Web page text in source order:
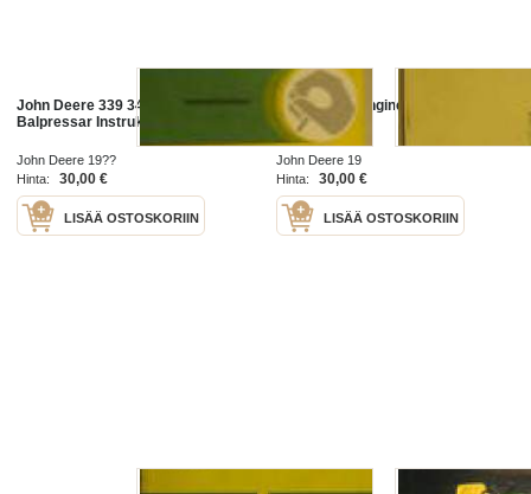
John Deere 339 349 359 459
Balpressar Instruktionsbok
John Deere 19??
Hinta:
30,00 €
LISÄÄ OSTOSKORIIN
John Deere Engines PC-3118 Parts
catalog
John Deere 19
Hinta:
30,00 €
LISÄÄ OSTOSKORIIN